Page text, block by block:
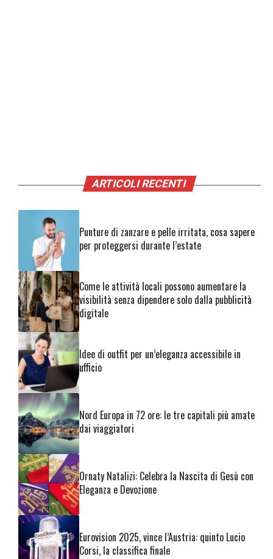
ARTICOLI RECENTI
Punture di zanzare e pelle irritata, cosa sapere
per proteggersi durante l’estate
Come le attività locali possono aumentare la
visibilità senza dipendere solo dalla pubblicità
digitale
Idee di outfit per un’eleganza accessibile in
ufficio
Nord Europa in 72 ore: le tre capitali più amate
dai viaggiatori
Ornaty Natalizi: Celebra la Nascita di Gesù con
Eleganza e Devozione
Eurovision 2025, vince l’Austria: quinto Lucio
Corsi, la classifica finale